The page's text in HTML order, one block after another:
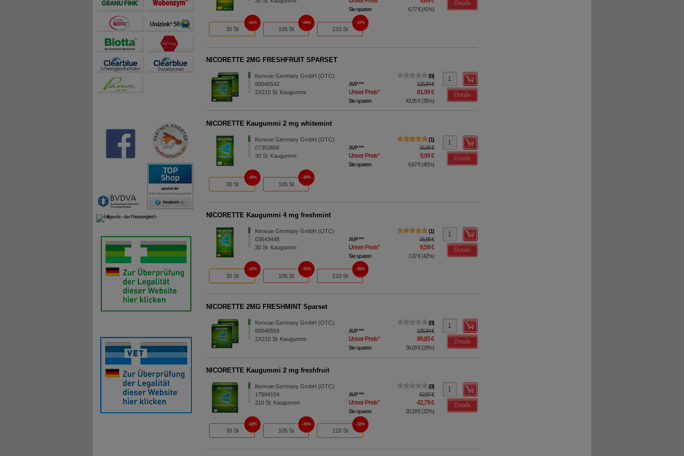
Sie sparen 6,77 €(41%)
Details
30 St
41%
105 St
34%
210 St
37%
NICORETTE 2MG FRESHFRUIT SPARSET
Kenvue Germany GmbH (OTC)
80046542
2X210St Kaugummi
0
AVP*** 125,94 €
Unser Preis* 81,99 €
Sie sparen 43,95 €(35%)
Details
NICORETTE Kaugummi 2 mg whitemint
Kenvue Germany GmbH (OTC)
07353606
30St Kaugummi
1
AVP*** 16,66 €
Unser Preis* 9,99 €
Sie sparen 6,67 €(40%)
Details
30 St
40%
105 St
28%
NICORETTE Kaugummi 4 mg freshmint
Kenvue Germany GmbH (OTC)
03643448
30St Kaugummi
1
AVP*** 16,66 €
Unser Preis* 9,59 €
Sie sparen 7,07 €(42%)
Details
30 St
42%
105 St
31%
210 St
30%
NICORETTE 2MG FRESHMINT Sparset
Kenvue Germany GmbH (OTC)
80046559
2X210St Kaugummi
0
AVP*** 125,94 €
Unser Preis* 89,85 €
Sie sparen 36,09 €(29%)
Details
NICORETTE Kaugummi 2 mg freshfruit
Kenvue Germany GmbH (OTC)
17594104
210St Kaugummi
0
AVP*** 62,97 €
Unser Preis* 42,79 €
Sie sparen 20,18 €(32%)
Details
30 St
42%
105 St
35%
210 St
32%